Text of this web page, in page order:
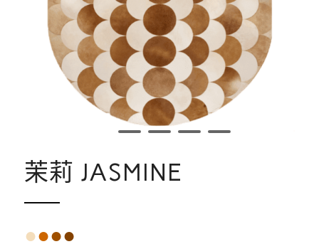
茉莉 JASMINE
●●●●